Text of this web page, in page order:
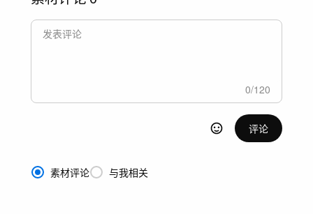
0/120
评论
素材评论 与我相关